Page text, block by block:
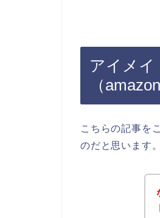
アイメ
（
こちらの記事を
のだと思います